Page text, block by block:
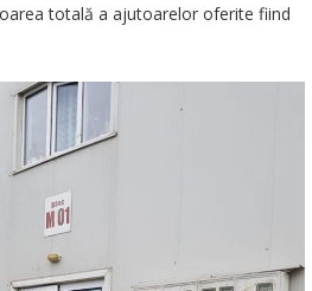
totală a ajutoarelor oferite fiind